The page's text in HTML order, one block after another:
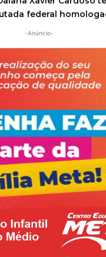
federal
-Anúncio-